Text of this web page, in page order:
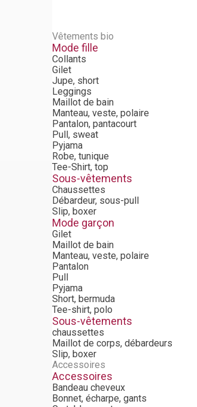
Vêtements bio
Mode fille
Collants
Gilet
Jupe, short
Leggings
Maillot de bain
Manteau, veste, polaire
Pantalon, pantacourt
Pull, sweat
Pyjama
Robe, tunique
Tee-Shirt, top
Sous-vêtements
Chaussettes
Débardeur, sous-pull
Slip, boxer
Mode garçon
Gilet
Maillot de bain
Manteau, veste, polaire
Pantalon
Pull
Pyjama
Short, bermuda
Tee-shirt, polo
Sous-vêtements
chaussettes
Maillot de corps, débardeurs
Slip, boxer
Accessoires
Accessoires
Bandeau cheveux
Bonnet, écharpe, gants